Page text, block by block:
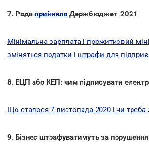
7. Рада прийняла Держбюджет-2021
Мінімальна зарплата і прожитковий
зміняться податки і штрафи для
8. ЕЦП або КЕП: чим підписувати
Що сталося 7 листопада 2020 і чи треба
9. Бізнес штрафуватимуть за